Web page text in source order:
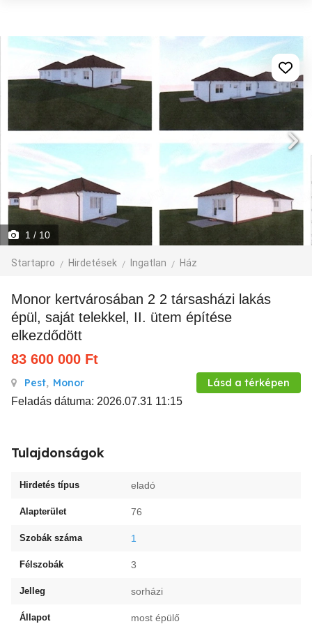
1 / 10
Startapro Hirdetések Ingatlan Ház
Monor kertvárosában 2 2 társasházi lakás
épül, saját telekkel, II. ütem építése
elkezdődött
83 600 000 Ft
Pest, Monor Lásd a térképen
Feladás dátuma: 2026.07.31 11:15
Tulajdonságok
Hirdetés típus eladó
Alapterület 76
Szobák száma 1
Félszobák 3
Jelleg sorházi
Állapot most épülő